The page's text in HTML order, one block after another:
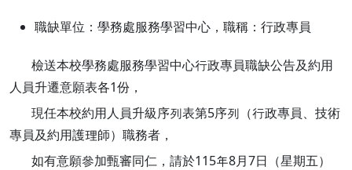
職缺單位：學務處服務學習中心，職稱：行政專員
檢送本校學務處服務學習中心行政專員職缺公告及約用
人員升遷意願表各1份，
現任本校約用人員升級序列表第5序列（行政專員、技術
專員及約用護理師）職務者，
如有意願參加甄審同仁，請於115年8月7日（星期五）